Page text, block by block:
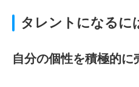
タレントになるに
自分の個性を積極的に